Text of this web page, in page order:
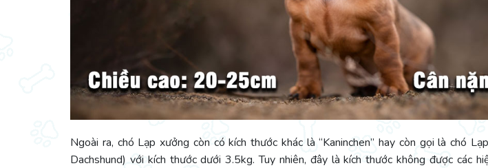
Ngoài ra, chó Lạp xưởng còn có kích thước khác là “Kaninchen” hay còn gọi là chó
Dachshund) với kích thước dưới 3.5kg. Tuy nhiên, đây là kích thước không được các